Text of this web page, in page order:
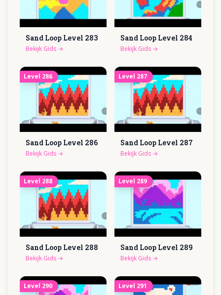
Sand Loop Level 283
Bekijk Gids →
Sand Loop Level 284
Bekijk Gids →
Level 286
Sand Loop Level 286
Bekijk Gids →
Level 287
Sand Loop Level 287
Bekijk Gids →
Level 288
Sand Loop Level 288
Bekijk Gids →
Level 289
Sand Loop Level 289
Bekijk Gids →
Level 290 Level 291